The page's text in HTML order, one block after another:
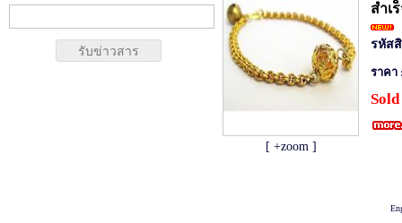
[ +zoom ]
สำเ
รหัส
ราคา